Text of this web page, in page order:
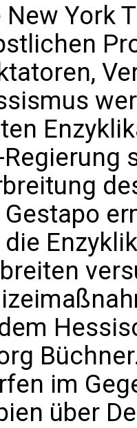
New York
Regierung
Gestapo
die
im
über